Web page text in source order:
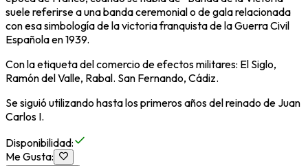
suele referirse a una banda ceremonial o de gala relacionada
con esa simbología de la victoria franquista de la Guerra Civil
Española en 1939.
Con la etiqueta del comercio de efectos militares: El Siglo,
Ramón del Valle, Rabal. San Fernando, Cádiz.
Se siguió utilizando hasta los primeros años del reinado de Juan
Carlos I.
Disponibilidad:
Me Gusta: